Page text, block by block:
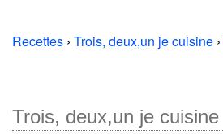
Recettes › Trois, deux,un je cuisine ›
Trois, deux,un je cuisine